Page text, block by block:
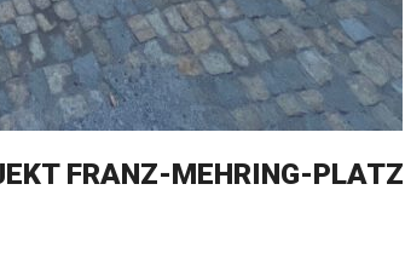
FRANZ-MEHRING-PLATZ